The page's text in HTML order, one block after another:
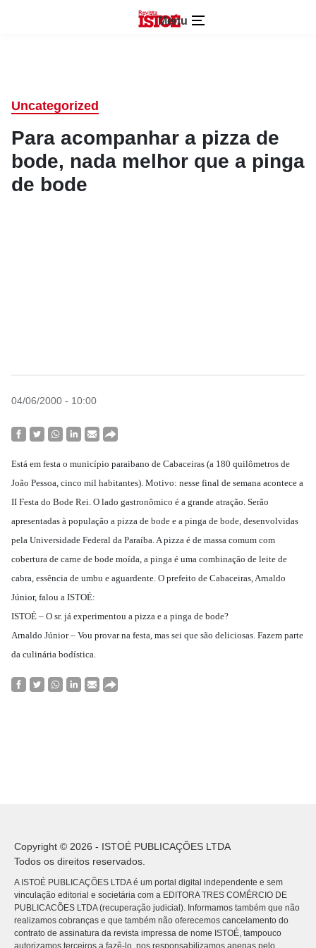
Menu
Uncategorized
Para acompanhar a pizza de
bode, nada melhor que a pinga
de bode
04/06/2000 - 10:00
Está em festa o município paraibano de Cabaceiras (a 180 quilômetros de
João Pessoa, cinco mil habitantes). Motivo: nesse final de semana acontece a
II Festa do Bode Rei. O lado gastronômico é a grande atração. Serão
apresentadas à população a pizza de bode e a pinga de bode, desenvolvidas
pela Universidade Federal da Paraíba. A pizza é de massa comum com
cobertura de carne de bode moída, a pinga é uma combinação de leite de
cabra, essência de umbu e aguardente. O prefeito de Cabaceiras, Arnaldo
Júnior, falou a ISTOÉ:
ISTOÉ – O sr. já experimentou a pizza e a pinga de bode?
Arnaldo Júnior – Vou provar na festa, mas sei que são deliciosas. Fazem parte
da culinária bodística.
Copyright © 2026 - ISTOÉ PUBLICAÇÕES LTDA
Todos os direitos reservados.
A ISTOÉ PUBLICAÇÕES LTDA é um portal digital independente e sem
vinculação editorial e societária com a EDITORA TRES COMÉRCIO DE
PUBLICACÕES LTDA (recuperação judicial). Informamos também que não
realizamos cobranças e que também não oferecemos cancelamento do
contrato de assinatura da revista impressa de nome ISTOÉ, tampouco
autorizamos terceiros a fazê-lo, nos responsabilizamos apenas pelo